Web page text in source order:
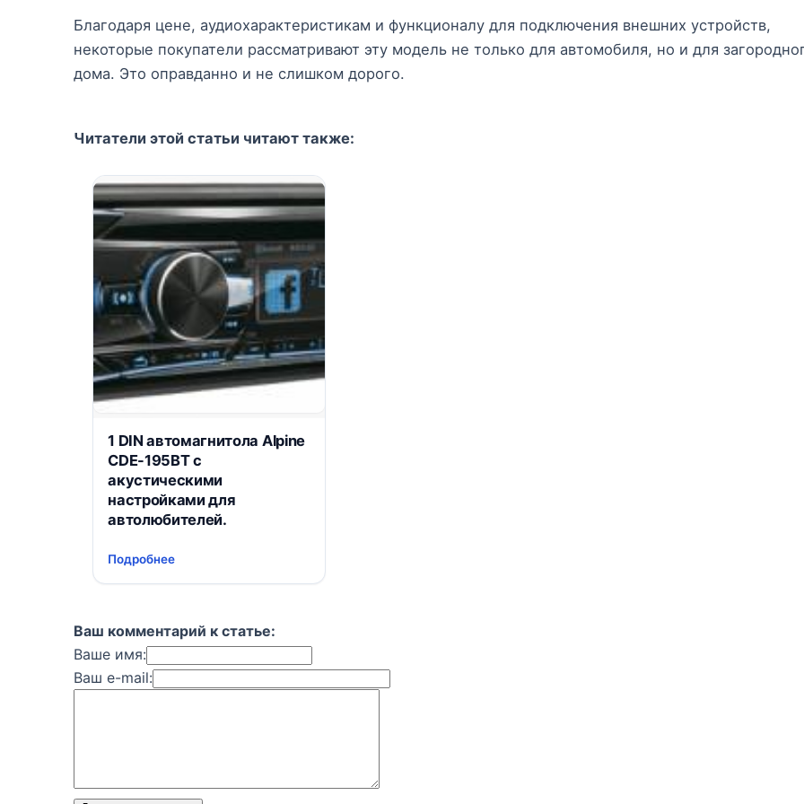
Благодаря цене, аудиохарактеристикам и функционалу для подключения внешних устройств,
некоторые покупатели рассматривают эту модель не только для автомобиля, но и для
дома. Это оправданно и не слишком дорого.
Читатели этой статьи читают также:
1 DIN автомагнитола Alpine
CDE-195BT c
акустическими
настройками для
автолюбителей.
Подробнее
Ваш комментарий к статье:
Ваше имя:
Ваш e-mail: